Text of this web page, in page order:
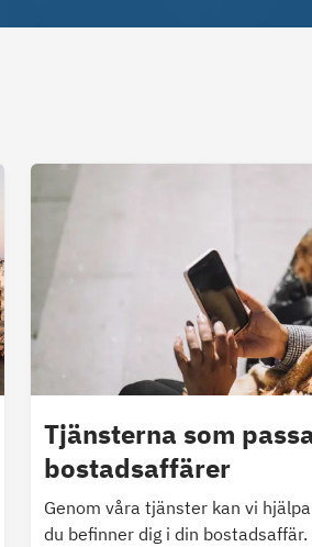
Tjänsterna som
bostadsaffärer
Genom våra tjänster kan vi
du befinner dig i din bostadsaffär.